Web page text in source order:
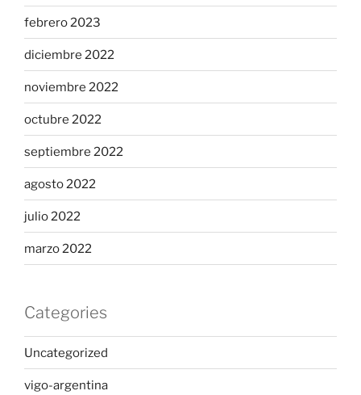
febrero 2023
diciembre 2022
noviembre 2022
octubre 2022
septiembre 2022
agosto 2022
julio 2022
marzo 2022
Categories
Uncategorized
vigo-argentina